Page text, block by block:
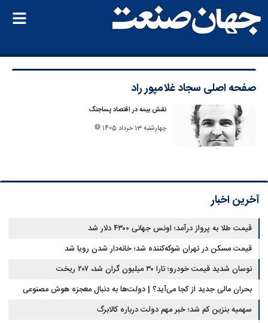
صفحه اصلی سجاد غلامپور راد
نقش بیمه در اقتصاد پساجنگ
چهارشنبه 13 خرداد 1405
آخرین اخبار
قیمت طلا به پرواز درآمد؛ اونس جهانی ۴۳۰۰ دلار شد
قیمت مسکن در تهران شوکه‌کننده شد؛ خانه‌دار شدن رویا شد
نوسان شدید قیمت خودرو؛ تارا ۳۰ میلیون گران شد، ۲۰۷ ریخت
بحران مالی جدید از کجا می‌آید؟ | دولت‌ها به دنبال معجزه هوش مصنوعی
سهمیه بنزین کم شد؛ خبر مهم دولت درباره کالابرگ